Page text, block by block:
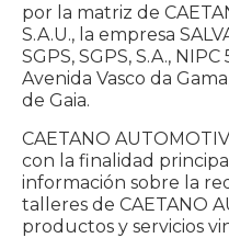
por la matriz de
S.A.U., la empresa
SGPS, SGPS, S.A.,
Avenida Vasco da
de Gaia.
CAETANO
con la finalidad
información sobre la
talleres de CAETANO
productos y servicios